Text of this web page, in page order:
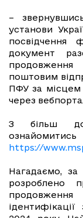
–
установи
документ
продовження
поштовим
ПФУ за місцем
через
З більш
https://
Нагадаємо, за
розроблено
продовження